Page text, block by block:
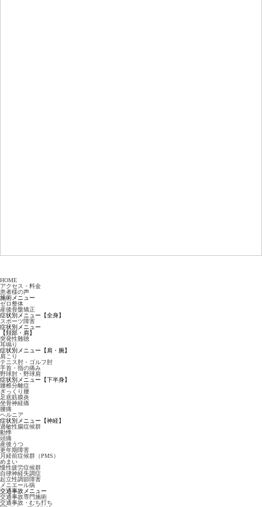
HOME
アクセス・料金
患者様の声
施術メニュー
ゼロ整体
産後骨盤矯正
症状別メニュー【全身】
スポーツ障害
症状別メニュー
【頚部・肩】
突発性難聴
耳鳴り
症状別メニュー【肩・腕】
肩こり
テニス肘・ゴルフ肘
手首・指の痛み
野球肘・野球肩
症状別メニュー【下半身】
腰椎分離症
ぎっくり腰
足底筋膜炎
坐骨神経痛
腰痛
ヘルニア
症状別メニュー【神経】
過敏性腸症候群
動悸
頭痛
産後うつ
更年期障害
月経前症候群（PMS）
めまい
慢性疲労症候群
自律神経失調症
起立性調節障害
メニエール病
交通事故メニュー
交通事故専門施術
交通事故・むち打ち